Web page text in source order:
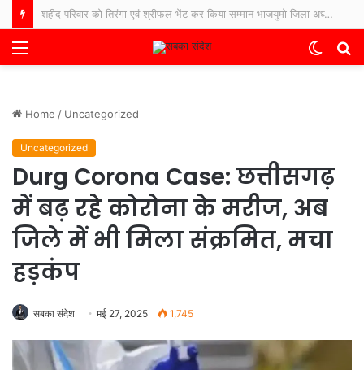
बिलासपुर पुलिस सदैव आपकी सेवा में तत्पर, बिलासपुर पुलिस का संदेश : “आपकी एक आस, आपकी अमानत, आपके पास।”
Menu
Switch
Home / Uncategorized
Uncategorized
Durg Corona Case: छत्तीसगढ़
में बढ़ रहे कोरोना के मरीज, अब
जिले में भी मिला संक्रमित, मचा
हड़कंप
सबका संदेश मई 27, 2025 1,745